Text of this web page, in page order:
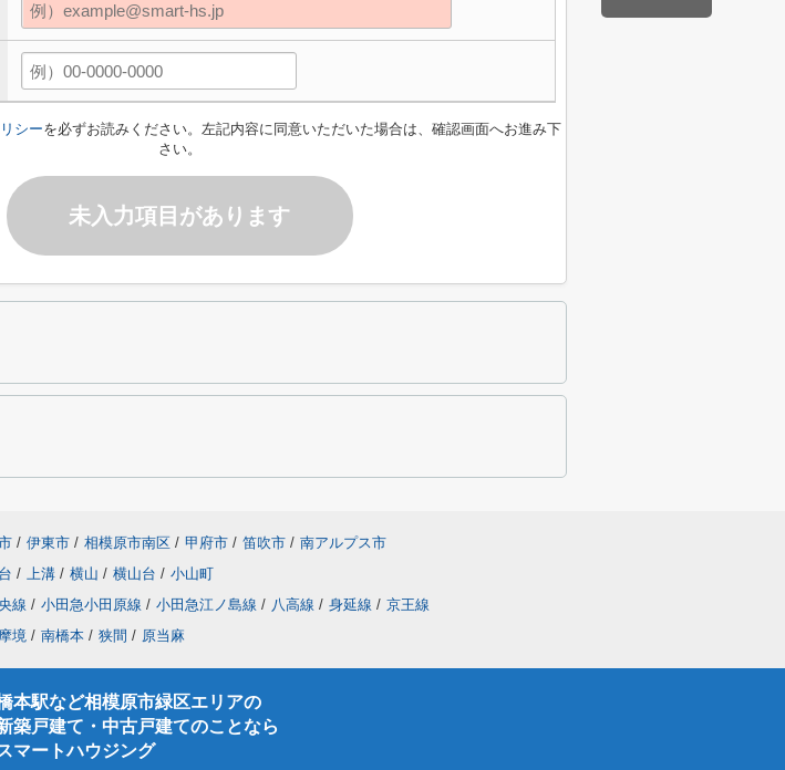
シーを必ずお読みください。左記内容に同意いただいた場合は、確認画面へお進み下
さい。
未入力項目があります
/ 伊東市 / 相模原市南区 / 甲府市 / 笛吹市 / 南アルプス市
/ 上溝 / 横山 / 横山台 / 小山町
線 / 小田急小田原線 / 小田急江ノ島線 / 八高線 / 身延線 / 京王線
境 / 南橋本 / 狭間 / 原当麻
本駅など相模原市緑区エリアの
築戸建て・中古戸建てのことなら
マートハウジング